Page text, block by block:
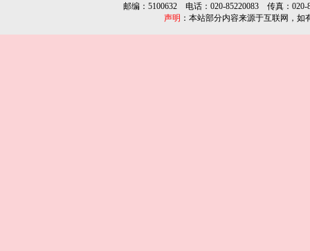
邮编：5100632 电话：020-85220083 传真：
声明 ：本站部分内容来源于互联网，如